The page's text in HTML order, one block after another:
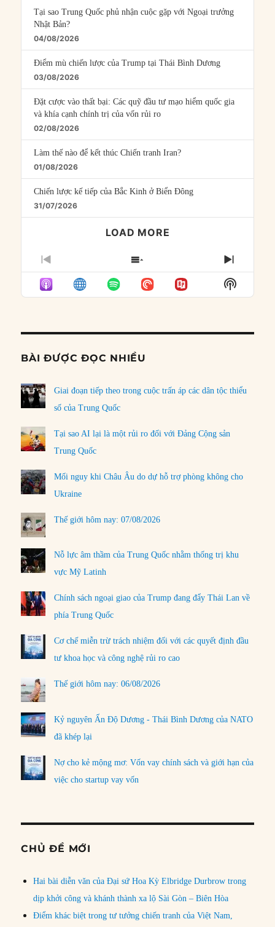
Tại sao Trung Quốc phủ nhận cuộc gặp với Ngoại trưởng
Nhật Bản?
04/08/2026
Điểm mù chiến lược của Trump tại Thái Bình Dương
03/08/2026
Đặt cược vào thất bại: Các quỹ đầu tư mạo hiểm quốc gia
và khía cạnh chính trị của vốn rủi ro
02/08/2026
Làm thế nào để kết thúc Chiến tranh Iran?
01/08/2026
Chiến lược kế tiếp của Bắc Kinh ở Biển Đông
31/07/2026
LOAD MORE
PREVIOUS
EPISODE
SHOW
EPISODES
LIST
NEXT
Show
Podcast
BÀI ĐƯỢC ĐỌC NHIỀU
Giai đoạn tiếp theo trong cuộc trấn áp các dân tộc thiểu
số của Trung Quốc
Tại sao AI lại là một rủi ro đối với Đảng Cộng sản
Trung Quốc
Mối nguy khi Châu Âu do dự hỗ trợ phòng không cho
Ukraine
Thế giới hôm nay: 07/08/2026
Nỗ lực âm thầm của Trung Quốc nhằm thống trị khu
vực Mỹ Latinh
Chính sách ngoại giao của Trump đang đẩy Thái Lan về
phía Trung Quốc
Cơ chế miễn trừ trách nhiệm đối với các quyết định đầu
tư khoa học và công nghệ rủi ro cao
Thế giới hôm nay: 06/08/2026
Kỷ nguyên Ấn Độ Dương - Thái Bình Dương của NATO
đã khép lại
Nợ cho kẻ mộng mơ: Vốn vay chính sách và giới hạn của
việc cho startup vay vốn
CHỦ ĐỀ MỚI
Hai bài diễn văn của Đại sứ Hoa Kỳ Elbridge Durbrow trong
dịp khởi công và khánh thành xa lộ Sài Gòn – Biên Hòa
Điểm khác biệt trong tư tưởng chiến tranh của Việt Nam,